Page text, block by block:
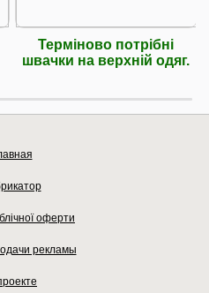
Терміново потрібні
швачки на верхній одяг.
оферти
рекламы